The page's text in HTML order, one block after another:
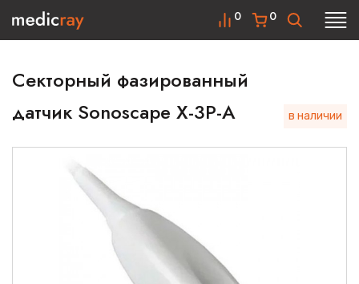
0
0
Секторный фазированный
датчик Sonoscape X-3P-A
в наличии